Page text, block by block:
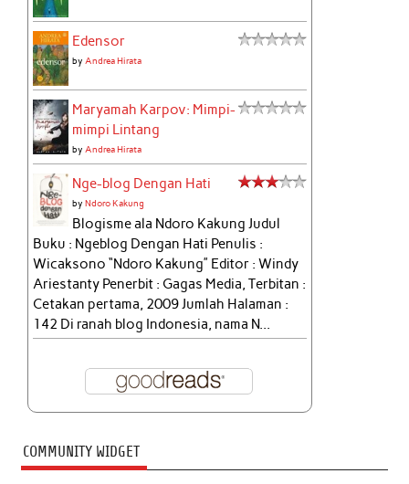
Edensor
byAndrea Hirata
Maryamah Karpov: Mimpi-
mimpi Lintang
byAndrea Hirata
Nge-blog Dengan Hati
byNdoro Kakung
Blogisme ala Ndoro Kakung Judul
Buku : Ngeblog Dengan Hati Penulis :
Wicaksono “Ndoro Kakung” Editor : Windy
Ariestanty Penerbit : Gagas Media, Terbitan :
Cetakan pertama, 2009 Jumlah Halaman :
142 Di ranah blog Indonesia, nama N...
COMMUNITY WIDGET